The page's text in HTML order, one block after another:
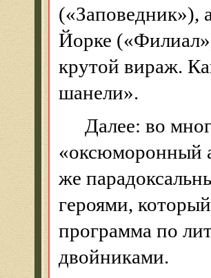
(«Заповедник»),
Йорке
крутой вираж.
шанели».
Далее: во
«оксюморонный
же
героями,
программа по
двойниками.